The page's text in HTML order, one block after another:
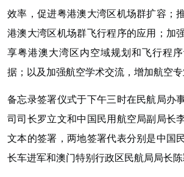
效率，促进粤港澳大湾区机场群扩容；
港澳大湾区机场群飞行程序的应用；加
享粤港澳大湾区内空域规划和飞行程
据；以及加强航空学术交流，增加航空专
备忘录签署仪式于下午三时在民航局办
司司长罗立文和中国民用航空局副局长
文本的签署，两地签署代表分别是中国
长车进军和澳门特别行政区民航局局长陈